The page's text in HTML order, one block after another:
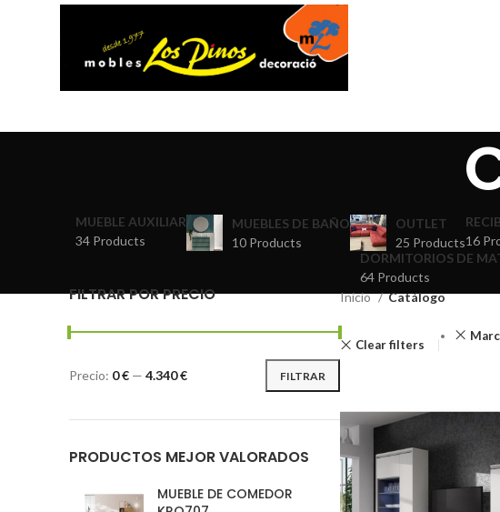
MUEBLE AUXILIAR
34 Products
MUEBLES DE BAÑO
10 Products
OUTLET
25 Products16
DORMITORIOS DE
64 Products
FILTRAR POR PRECIO
FILTRAR
Precio: 0 € — 4.340 €
PRODUCTOS MEJOR VALORADOS
MUEBLE DE COMEDOR
Inicio Catálogo
Clear filters